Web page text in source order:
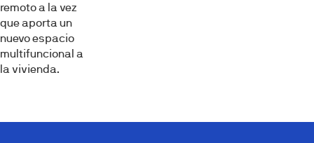
remoto a la vez
que aporta un
nuevo espacio
multifuncional a
la vivienda.